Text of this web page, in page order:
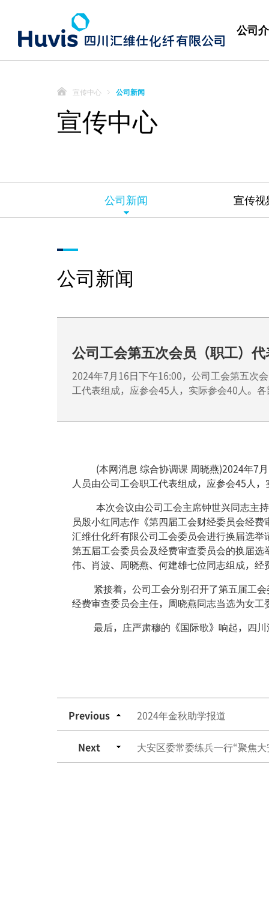
公司
宣传中心 公司新闻
宣传中心
公司新闻 宣传视
公司新闻
公司工会第五次会员（职工）
2024年7月16日下午16:00，公司工会第五次
工代表组成，应参会45人，实际参会40人。
(本网消息 综合协调课 周晓燕)2024年7月
人员由公司工会职工代表组成，应参会45人
本次会议由公司工会主席钟世兴同志主持
员殷小红同志作《第四届工会财经委员会经
汇维仕化纤有限公司工会委员会进行换届选
第五届工会委员会及经费审查委员会的换届
伟、肖波、周晓燕、何建雄七位同志组成，
紧接着，公司工会分别召开了第五届工会
经费审查委员会主任，周晓燕同志当选为女工
最后，庄严肃穆的《国际歌》响起，四川
Previous 2024年金秋助学报道
Next 大安区委常委练兵一行“聚焦